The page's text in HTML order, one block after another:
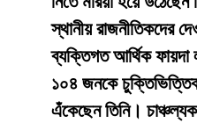
স্থানীয় রাজনীতিকদের
ব্যক্তিগত আর্থিক ফায়দা
১০৪ জনকে
এঁকেছেন তিনি।